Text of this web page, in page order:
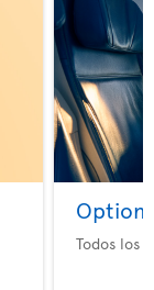
Option
Todos los